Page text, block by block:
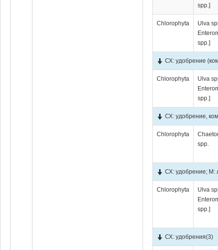
spp.]
Chlorophyta
Ulva
spp.]
СХ: удобрение
Chlorophyta
Ulva
spp.]
СХ: удобрение,
Chlorophyta
spp.
СХ: удобрение; М:
Chlorophyta
Ulva
spp.]
СХ: удобрения(3)